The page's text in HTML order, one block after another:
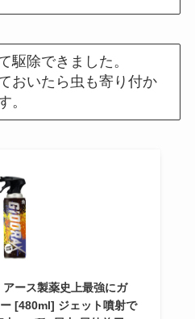
駆除できました。
おいたら虫も寄り付か
。
ース製薬史上最強にガ
[480ml] ジェット噴射で